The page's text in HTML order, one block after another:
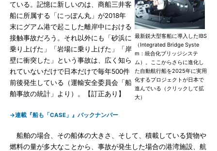
最新鋭大型客船に導入したIBS
（Integrated Bridge Syste
m：統合化ブリッジシステ
ム）。ここからさらに進化し
た自動航行船を2025年に実用
化するプロジェクトが日本で
進んでいる（クリックして拡
大）
ている。記憶に新しいのは、商船三井客
船に所属する「にっぽん丸」が2018年
末にグアム港で起こした離岸中における
接触事故だろう。それ以外にも「砂浜に
乗り上げた」「岩場に乗り上げた」「岸
壁に衝突した」という事故は、広く知ら
れていないだけで日本だけで毎年500件
前後発生している（運輸安全委員会「船
舶事故の統計」より）。【訂正あり】
→連載『船も「CASE」』バックナンバー
船舶の場合、その船体の大きさ、そして、積載している貨物や
燃料の量が多大なことから、事故が発生した場合の港湾施設、航